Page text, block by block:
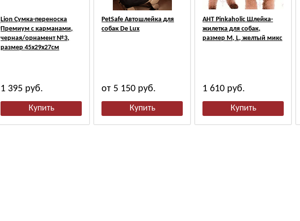
Lion Сумка-переноска
Премиум с карманами,
черная/орнамент №3,
размер 45х29х27см
1 395 руб.
PetSafe Автошлейка для
собак De Lux
от 5 150 руб.
АНТ Pinkaholic Шлейка-
жилетка для собак,
размер M, L, желтый микс
1 610 руб.